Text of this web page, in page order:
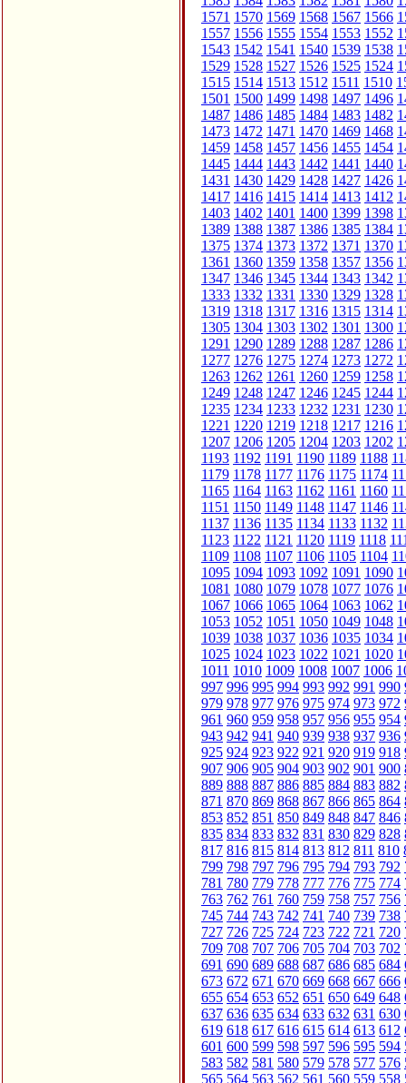
1571 1570 1569 1568 1567 1566
1557 1556 1555 1554 1553 1552
1543 1542 1541 1540 1539 1538
1529 1528 1527 1526 1525 1524
1515 1514 1513 1512 1511 1510
1501 1500 1499 1498 1497 1496
1487 1486 1485 1484 1483 1482
1473 1472 1471 1470 1469 1468
1459 1458 1457 1456 1455 1454
1445 1444 1443 1442 1441 1440
1431 1430 1429 1428 1427 1426
1417 1416 1415 1414 1413 1412
1403 1402 1401 1400 1399 1398
1389 1388 1387 1386 1385 1384
1375 1374 1373 1372 1371 1370
1361 1360 1359 1358 1357 1356
1347 1346 1345 1344 1343 1342
1333 1332 1331 1330 1329 1328
1319 1318 1317 1316 1315 1314
1305 1304 1303 1302 1301 1300
1291 1290 1289 1288 1287 1286
1277 1276 1275 1274 1273 1272
1263 1262 1261 1260 1259 1258
1249 1248 1247 1246 1245 1244
1235 1234 1233 1232 1231 1230
1221 1220 1219 1218 1217 1216
1207 1206 1205 1204 1203 1202
1193 1192 1191 1190 1189 1188
1179 1178 1177 1176 1175 1174
1165 1164 1163 1162 1161 1160
1151 1150 1149 1148 1147 1146
1137 1136 1135 1134 1133 1132
1123 1122 1121 1120 1119 1118
1109 1108 1107 1106 1105 1104
1095 1094 1093 1092 1091 1090
1081 1080 1079 1078 1077 1076
1067 1066 1065 1064 1063 1062
1053 1052 1051 1050 1049 1048
1039 1038 1037 1036 1035 1034
1025 1024 1023 1022 1021 1020
1011 1010 1009 1008 1007 1006
997 996 995 994 993 992 991 990
979 978 977 976 975 974 973 972
961 960 959 958 957 956 955 954
943 942 941 940 939 938 937 936
925 924 923 922 921 920 919 918
907 906 905 904 903 902 901 900
889 888 887 886 885 884 883 882
871 870 869 868 867 866 865 864
853 852 851 850 849 848 847 846
835 834 833 832 831 830 829 828
817 816 815 814 813 812 811 810
799 798 797 796 795 794 793 792
781 780 779 778 777 776 775 774
763 762 761 760 759 758 757 756
745 744 743 742 741 740 739 738
727 726 725 724 723 722 721 720
709 708 707 706 705 704 703 702
691 690 689 688 687 686 685 684
673 672 671 670 669 668 667 666
655 654 653 652 651 650 649 648
637 636 635 634 633 632 631 630
619 618 617 616 615 614 613 612
601 600 599 598 597 596 595 594
583 582 581 580 579 578 577 576
565 564 563 562 561 560 559 558